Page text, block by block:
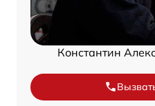
Константин